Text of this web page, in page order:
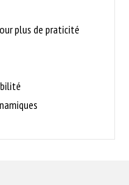
plus de praticité